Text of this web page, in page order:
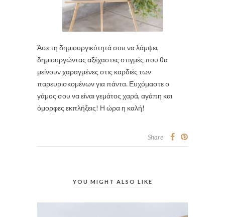
Άσε τη δημιουργικότητά σου να λάμψει,
δημιουργώντας αξέχαστες στιγμές που θα
μείνουν χαραγμένες στις καρδιές των
παρευρισκομένων για πάντα. Ευχόμαστε ο
γάμος σου να είναι γεμάτος χαρά, αγάπη και
όμορφες εκπλήξεις! Η ώρα η καλή!
Share
YOU MIGHT ALSO LIKE